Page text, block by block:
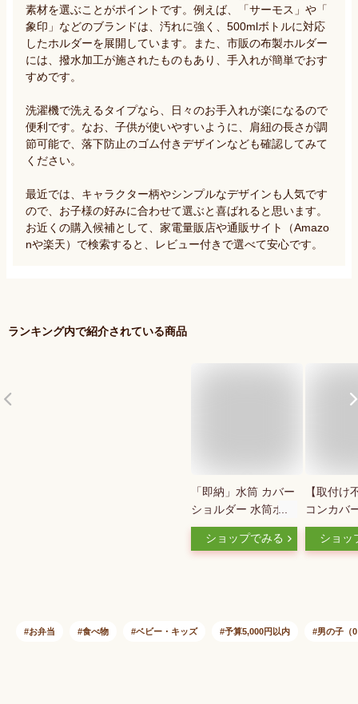
素材を選ぶことがポイントです。例えば、「サーモス」や「
象印」などのブランドは、汚れに強く、500mlボトルに対応
したホルダーを展開しています。また、市販の布製ホルダー
には、撥水加工が施されたものもあり、手入れが簡単でおす
すめです。
洗濯機で洗えるタイプなら、日々のお手入れが楽になるので
便利です。なお、子供が使いやすいように、肩紐の長さが調
節可能で、落下防止のゴム付きデザインなども確認してみて
ください。
最近では、キャラクター柄やシンプルなデザインも人気です
ので、お子様の好みに合わせて選ぶと喜ばれると思います。
お近くの購入候補として、家電量販店や通販サイト（Amazo
nや楽天）で検索すると、レビュー付きで選べて安心です。
ランキング内で紹介されている商品
「即納」水筒 カバー
ショルダー 水筒ホル
ダー 1l 子供 大人 ス
マホポーチ ペットボ
500ml-1000ml 調節
ショップでみる
【取付け
コンカバ
筒カバー
国送料無
女の子
ショッ
お弁当 食べ物 ベビー・キッズ 予算5,000円以内 男の子（